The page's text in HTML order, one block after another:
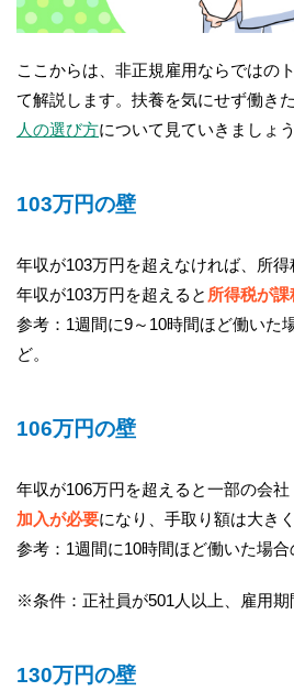
ここからは、非正規雇用ならではの
て解説します。扶養を気にせず働き
人の選び方について見ていきましょう
103万円の壁
年収が103万円を超えなければ、所得
年収が103万円を超えると 所得税が課
参考：1週間に9～10時間ほど働いた
ど。
106万円の壁
年収が106万円を超えると一部の会
加入が必要になり、手取り額は大き
参考：1週間に10時間ほど働いた場合
※条件：正社員が501人以上、雇用期
130万円の壁